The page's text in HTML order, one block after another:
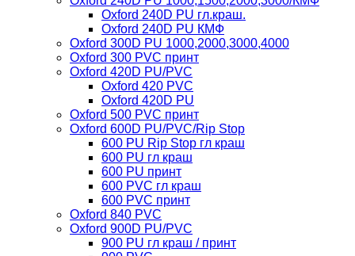
Oxford 240D PU гл.краш.
Oxford 240D PU КМФ
Oxford 300D PU 1000,2000,3000,4000
Oxford 300 PVC принт
Oxford 420D PU/PVC
Oxford 420 PVC
Oxford 420D PU
Oxford 500 PVC принт
Oxford 600D PU/PVC/Rip Stop
600 PU Rip Stop гл краш
600 PU гл краш
600 PU принт
600 PVC гл краш
600 PVC принт
Oxford 840 PVC
Oxford 900D PU/PVC
900 PU гл краш / принт